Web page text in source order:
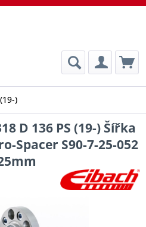
)
D 136 PS (19-) Šířka
Spacer S90-7-25-052